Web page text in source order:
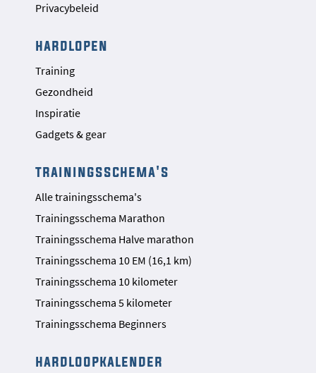
Privacybeleid
hardlopen
Training
Gezondheid
Inspiratie
Gadgets & gear
trainingsschema's
Alle trainingsschema's
Trainingsschema Marathon
Trainingsschema Halve marathon
Trainingsschema 10 EM (16,1 km)
Trainingsschema 10 kilometer
Trainingsschema 5 kilometer
Trainingsschema Beginners
hardloopkalender